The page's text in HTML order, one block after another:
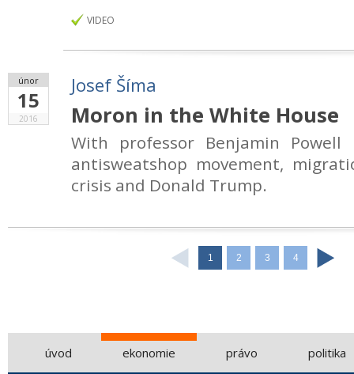
VIDEO
únor
15
2016
Josef Šíma
Moron in the White House
With professor Benjamin
antisweatshop movement,
crisis and Donald Trump.
1 2 3 4
úvod ekonomie právo politika